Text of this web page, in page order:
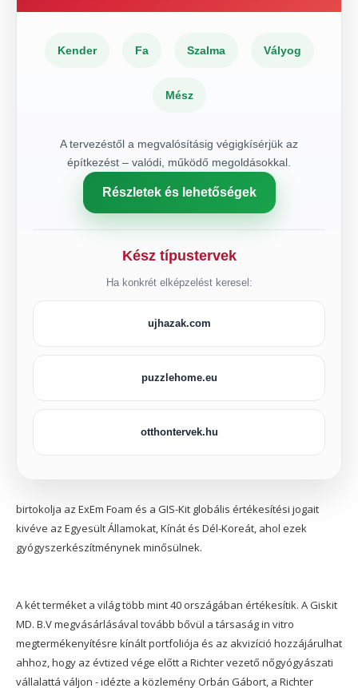
Kender Fa Szalma Vályog
Mész
A tervezéstől a megvalósításig végigkísérjük az
építkezést – valódi, működő megoldásokkal.
Részletek és lehetőségek
Kész típustervek
Ha konkrét elképzelést keresel:
ujhazak.com
puzzlehome.eu
otthontervek.hu
birtokolja az ExEm Foam és a GIS-Kit globális értékesítési jogait
kivéve az Egyesült Államokat, Kínát és Dél-Koreát, ahol ezek
gyógyszerkészítménynek minősülnek.
A két terméket a világ több mint 40 országában értékesítik. A Giskit
MD. B.V megvásárlásával tovább bővül a társaság in vitro
megtermékenyítésre kínált portfoliója és az akvizíció hozzájárulhat
ahhoz, hogy az évtized vége előtt a Richter vezető nőgyógyászati
vállalattá váljon - idézte a közlemény Orbán Gábort, a Richter